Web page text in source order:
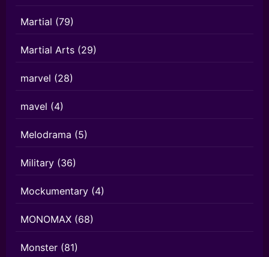
Martial (79)
Martial Arts (29)
marvel (28)
mavel (4)
Melodrama (5)
Military (36)
Mockumentary (4)
MONOMAX (68)
Monster (81)